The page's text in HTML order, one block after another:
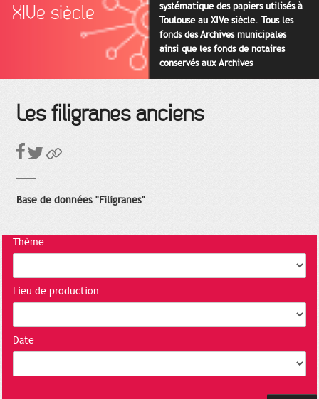
XIVe siècle
systématique des papiers utilisés à
Toulouse au XIVe siècle. Tous les
fonds des Archives municipales
ainsi que les fonds de notaires
conservés aux Archives
départementales pour cette
Les filigranes anciens
Base de données "Filigranes"
Thème
Lieu de production
Date